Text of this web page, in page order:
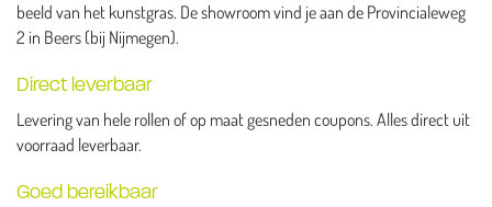
beeld van het kunstgras. De showroom vind je aan de Provincialeweg
2 in Beers (bij Nijmegen).
Direct leverbaar
Levering van hele rollen of op maat gesneden coupons. Alles direct uit
voorraad leverbaar.
Goed bereikbaar